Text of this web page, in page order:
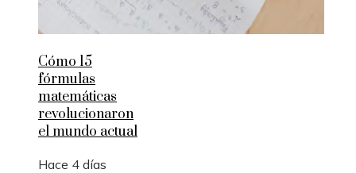
Cómo 15
fórmulas
matemáticas
revolucionaron
el mundo actual
Hace 4 días